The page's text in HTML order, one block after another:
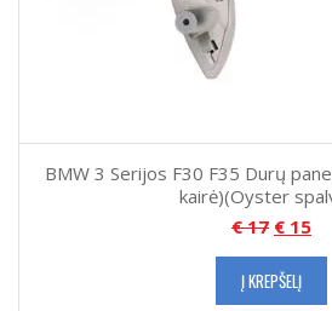
BMW 3 Serijos F30 F35 Durų
kairė)(Oyster
€17 € 15
Į KREPŠELĮ